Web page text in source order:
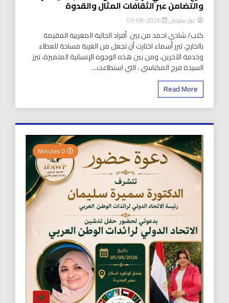
والتضامن عبر الثقافات المثال والقدوة
عبير سليمان 2026-08-03
كتب/ شادي احمد من بين أفراد الجالية المغربية المقيمة
بالخارج، تبرز أسماء اختارت أن تجعل من الغربة مساحة للعطاء
وخدمة الآخرين، ومن بين هذه الوجوه الإنسانية المتميزة، تبرز
السيدة فرح المكناسي ، التي استطاعت...
Read More